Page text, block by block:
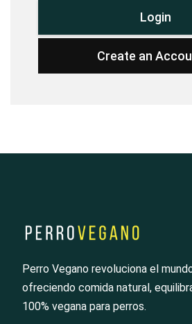
Create an
Perro Vegano revoluciona el
ofreciendo comida natural,
100% vegana para perros.